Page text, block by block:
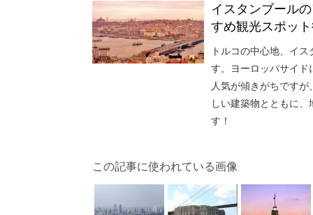
イスタンブール
すめ観光スポッ
トルコの中心地、イ
す。ヨーロッパサイド
人気が傾きがちです
しい建築物とともに
す！
この記事に使われている画像